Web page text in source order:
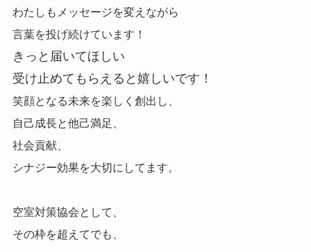
わたしもメッセージを変えながら
言葉を投げ続けています！
きっと届いてほしい
受け止めてもらえると嬉しいです！
笑顔となる未来を楽しく創出し、
自己成長と他己満足、
社会貢献、
シナジー効果を大切にしてます。
空室対策協会として、
その枠を超えてでも、